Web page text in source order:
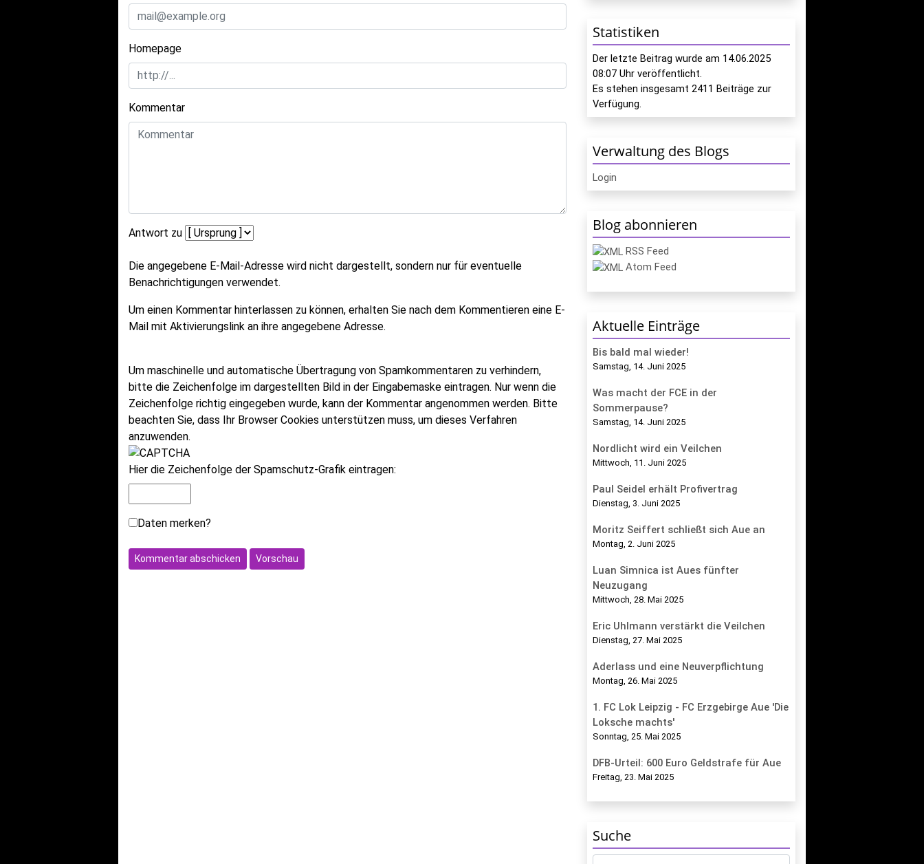
Homepage
Kommentar
Antwort zu
Die angegebene E-Mail-Adresse wird nicht dargestellt, sondern nur für eventuelle
Benachrichtigungen verwendet.
Um einen Kommentar hinterlassen zu können, erhalten Sie nach dem Kommentieren eine E-
Mail mit Aktivierungslink an ihre angegebene Adresse.
Um maschinelle und automatische Übertragung von Spamkommentaren zu verhindern,
bitte die Zeichenfolge im dargestellten Bild in der Eingabemaske eintragen. Nur wenn die
Zeichenfolge richtig eingegeben wurde, kann der Kommentar angenommen werden. Bitte
beachten Sie, dass Ihr Browser Cookies unterstützen muss, um dieses Verfahren
anzuwenden.
Hier die Zeichenfolge der Spamschutz-Grafik eintragen:
Daten merken?
Statistiken
Der letzte Beitrag wurde am 14.06.2025
08:07Uhr veröffentlicht.
Es stehen insgesamt 2411 Beiträge zur
Verfügung.
Verwaltung des Blogs
Login
Blog abonnieren
RSS Feed
Atom Feed
Aktuelle Einträge
Bis bald mal wieder!
Samstag, 14. Juni 2025
Was macht der FCE in der
Sommerpause?
Samstag, 14. Juni 2025
Nordlicht wird ein Veilchen
Mittwoch, 11. Juni 2025
Paul Seidel erhält Profivertrag
Dienstag, 3. Juni 2025
Moritz Seiffert schließt sich Aue an
Montag, 2. Juni 2025
Luan Simnica ist Aues fünfter
Neuzugang
Mittwoch, 28. Mai 2025
Eric Uhlmann verstärkt die Veilchen
Dienstag, 27. Mai 2025
Aderlass und eine Neuverpflichtung
Montag, 26. Mai 2025
1. FC Lok Leipzig - FC Erzgebirge Aue 'Die
Loksche machts'
Sonntag, 25. Mai 2025
DFB-Urteil: 600 Euro Geldstrafe für Aue
Freitag, 23. Mai 2025
Suche